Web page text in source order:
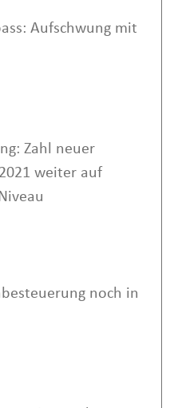
Aufschwung mit
Zahl neuer
weiter auf
noch in